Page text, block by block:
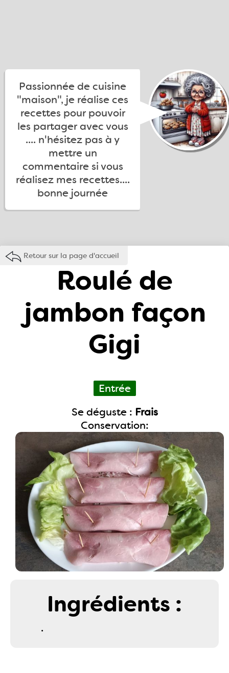
Passionnée de cuisine
"maison", je réalise ces
recettes pour pouvoir
les partager avec vous
.... n'hésitez pas à y
mettre un
commentaire si vous
réalisez mes recettes....
bonne journée
Retour sur la page d'accueil
Roulé de
jambon façon
Gigi
Entrée
Se déguste : Frais
Conservation:
Ingrédients :
.